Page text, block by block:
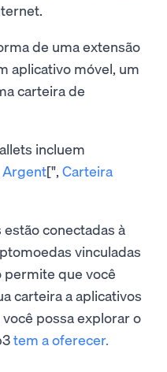
de uma extensão
aplicativo móvel, um
carteira de
incluem
Argent[", Carteira
conectadas à
vinculadas
permite que você
carteira a aplicativos
possa explorar o
tem a oferecer.